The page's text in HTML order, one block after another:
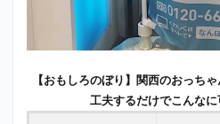
【おもしろのぼり】関西のおっち
工夫するだけでこんな